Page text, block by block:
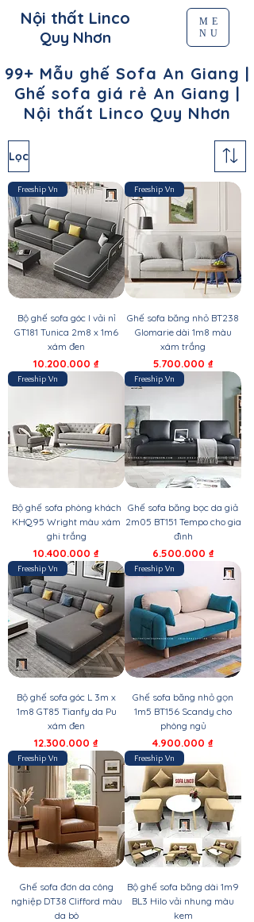
ME
NU
Nội thất Linco
Quy Nhơn
99+ Mẫu ghế Sofa An Giang |
Ghế sofa giá rẻ An Giang |
Nội thất Linco Quy Nhơn
Lọc
Freeship Vn
Bộ ghế sofa góc l vải nỉ
GT181 Tunica 2m8 x 1m6
xám đen
Giá
10.200.000 ₫
Freeship Vn
Ghế sofa băng nhỏ BT238
Glomarie dài 1m8 màu
xám trắng
Giá
5.700.000 ₫
Freeship Vn
Bộ ghế sofa phòng khách
KHQ95 Wright màu xám
ghi trắng
Giá
10.400.000 ₫
Freeship Vn
Ghế sofa băng bọc da giả
2m05 BT151 Tempo cho gia
đình
Giá
6.500.000 ₫
Freeship Vn
Bộ ghế sofa góc L 3m x
1m8 GT85 Tianfy da Pu
xám đen
Giá
12.300.000 ₫
Freeship Vn
Ghế sofa băng nhỏ gọn
1m5 BT156 Scandy cho
phòng ngủ
Giá
4.900.000 ₫
Freeship Vn
Ghế sofa đơn da công
nghiệp DT38 Clifford màu
da bò
Freeship Vn
Bộ ghế sofa băng dài 1m9
BL3 Hilo vải nhung màu
kem